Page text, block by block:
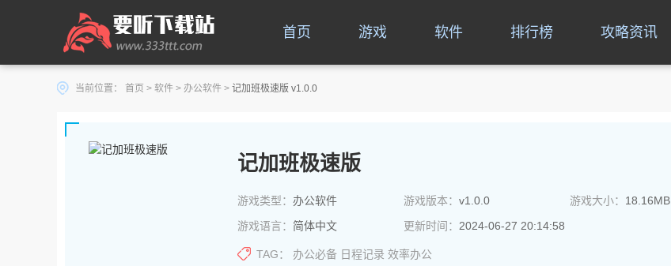
首页 游戏 软件 排行榜 攻略资讯
当前位置： 首页 > 软件 > 办公软件 > 记加班极速版 v1.0.0
记加班极速版
游戏类型： 办公软件 游戏版本： v1.0.0 游戏大小： 18.16MB
游戏语言： 简体中文 更新时间： 2024-06-27 20:14:58
TAG： 办公必备 日程记录 效率办公